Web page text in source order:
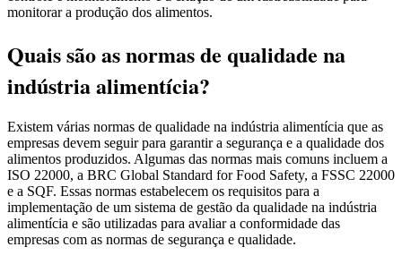
monitorar a produção dos alimentos.
Quais são as normas de qualidade na
indústria alimentícia?
Existem várias normas de qualidade na indústria alimentícia que as
empresas devem seguir para garantir a segurança e a qualidade dos
alimentos produzidos. Algumas das normas mais comuns incluem a
ISO 22000, a BRC Global Standard for Food Safety, a FSSC 22000
e a SQF. Essas normas estabelecem os requisitos para a
implementação de um sistema de gestão da qualidade na indústria
alimentícia e são utilizadas para avaliar a conformidade das
empresas com as normas de segurança e qualidade.